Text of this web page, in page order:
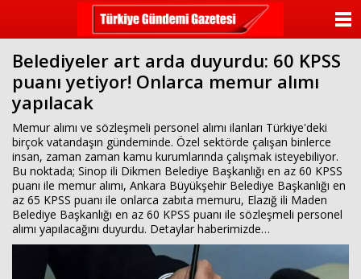
Belediyeler art arda duyurdu: 60 KPSS
puanı yetiyor! Onlarca memur alımı
yapılacak
Memur alımı ve sözleşmeli personel alımı ilanları Türkiye'deki
birçok vatandaşın gündeminde. Özel sektörde çalışan binlerce
insan, zaman zaman kamu kurumlarında çalışmak isteyebiliyor.
Bu noktada; Sinop ili Dikmen Belediye Başkanlığı en az 60 KPSS
puanı ile memur alımı, Ankara Büyükşehir Belediye Başkanlığı en
az 65 KPSS puanı ile onlarca zabıta memuru, Elazığ ili Maden
Belediye Başkanlığı en az 60 KPSS puanı ile sözleşmeli personel
alımı yapılacağını duyurdu. Detaylar haberimizde…
ANASAYFA
KATEGORİLER
ANKETLER
FOTO GALERİ
VİDEO GALERİ